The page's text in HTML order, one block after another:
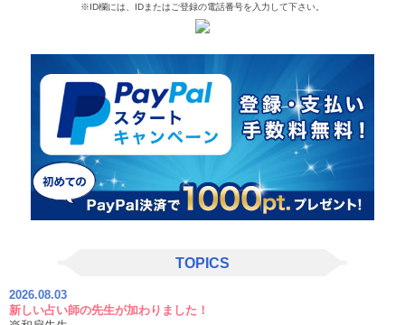
※ID欄には、IDまたはご登録の電話番号を入力して下さい。
TOPICS
2026.08.03
新しい占い師の先生が加わりました！